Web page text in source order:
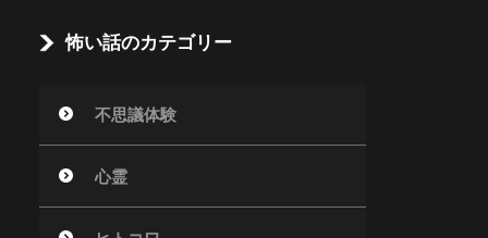
怖い話のカテゴリー
不思議体験
心霊